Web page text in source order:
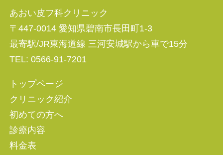
あおい皮フ科クリニック
〒447-0014 愛知県碧南市長田町1-3
最寄駅/JR東海道線 三河安城駅から車で15分
TEL: 0566-91-7201
トップページ
クリニック紹介
初めての方へ
診療内容
料金表